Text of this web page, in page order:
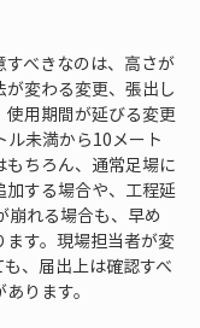
べきなのは、高さが
変わる変更、張出し
用期間が延びる変更
ル未満から10メート
ちろん、通常足場に
加する場合や、工程延
崩れる場合も、早め
ます。現場担当者が変
、届出上は確認すべ
ります。